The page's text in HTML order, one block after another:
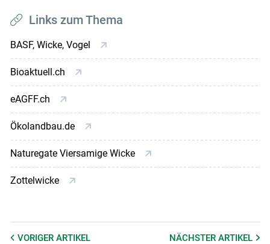
Links zum Thema
BASF, Wicke, Vogel
Bioaktuell.ch
eAGFF.ch
Ökolandbau.de
Naturegate Viersamige Wicke
Zottelwicke
VORIGER ARTIKEL NÄCHSTERARTIKEL